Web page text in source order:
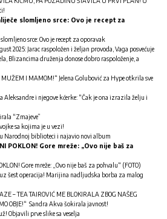
slomljeno srce: Ovo je recept za
srce: Ovo je recept za oporavak
2025: Jarac raspoložen i željan provoda, Vaga posvećuje
Blizancima druženja donose dobro raspoloženje, a
I MAMOM!“ Jelena Golubović za Hype otkrila sve
i njegove kćerke: “Čak je ona izrazila želju i
“Zmajeve”
sa kojima je u vezi!
Narodnoj biblioteci i najavio novi album
POKLON! Gore mreže: „Ovo nije baš za
Gore mreže: „Ovo nije baš za pohvalu“ (FOTO)
šest operacija! Marijina nadljudska borba za malog
– TEA TAIROVIĆ ME BLOKIRALA ZBOG NAŠEG
OBJE!“ Sandra Akva šokirala javnost!
Objavili prve slike sa veselja